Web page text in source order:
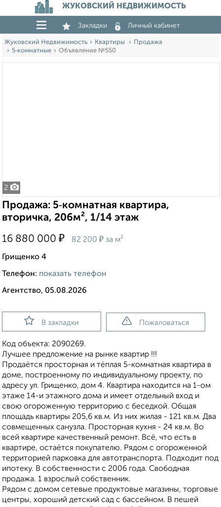
ЖУКОВСКИЙ НЕДВИЖИМОСТЬ
Закладки Личный кабинет
Жуковский Недвижимость Квартиры
Продажа
5‑комнатные
Объявление №550
2
Продажа: 5‑комнатная квартира,
вторичка, 206м², 1/14 этаж
16 880 000 ₽ 82 200 ₽ за м²
Грищенко 4
Телефон: показать телефон
Агентство, 05.08.2026
В закладки Пожаловаться
Код объекта: 2090269.
Лучшее предложение на рынке квартир !!!
Продаётся просторная и тёплая 5-комнатная квартира в
доме, построенному по индивидуальному проекту, по
адресу ул. Грищенко, дом 4. Квартира находится на 1-ом
этаже 14-и этажного дома и имеет отдельный вход и
свою огороженную территорию с беседкой. Общая
площадь квартиры 205,6 кв.м. Из них жилая - 121 кв.м. Два
совмещенных санузла. Просторная кухня - 24 кв.м. Во
всей квартире качественный ремонт. Всё, что есть в
квартире, остаётся покупателю. Рядом с огороженной
территорией парковка для автотранспорта. Подходит под
ипотеку. В собственности с 2006 года. Свободная
продажа. 1 взрослый собственник.
Рядом с домом сетевые продуктовые магазины, торговые
центры, хороший детский сад с бассейном. В пешей